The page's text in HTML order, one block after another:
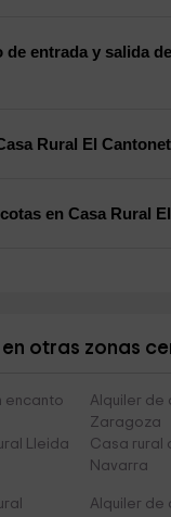
y salida de Casa Rural
Rural El
en Casa Rural
en otras zonas
encanto
Alquiler de
Zaragoza
Lleida
Casa rural
Navarra
Alquiler de